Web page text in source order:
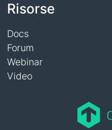
Risorse
Docs
Forum
Webinar
Video